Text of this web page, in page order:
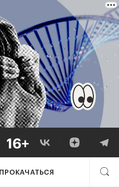
ПРОКАЧАТЬСЯ